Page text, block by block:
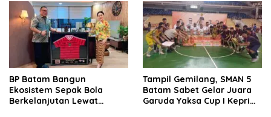
BP Batam Bangun
Ekosistem Sepak Bola
Berkelanjutan Lewat
Tampil Gemilang, SMAN 5
Batam Sabet Gelar Juara
Garuda Yaksa Cup I Kepri